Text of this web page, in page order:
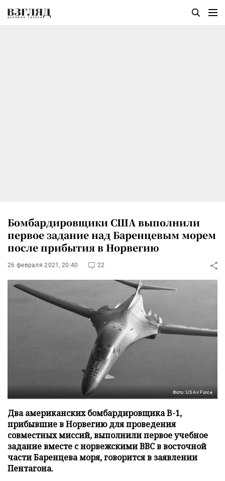
Бомбардировщики США выполнили
первое задание над Баренцевым морем
после прибытия в Норвегию
26 февраля 2021, 20:40 22
Фото: US Air Force
Два американских бомбардировщика B-1,
прибывшие в Норвегию для проведения
совместных миссий, выполнили первое учебное
задание вместе с норвежскими ВВС в восточной
части Баренцева моря, говорится в заявлении
Пентагона.